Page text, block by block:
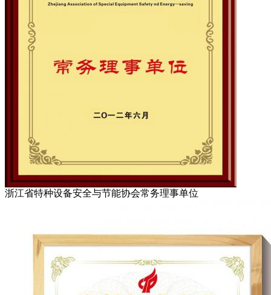
浙江省特种设备安全与节能协会常务理事单位